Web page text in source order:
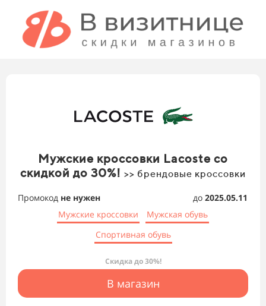
Мужские кроссовки Lacoste со
скидкой до 30%! >> брендовые кроссовки
Промокод не нужен до 2025.05.11
Мужские кроссовки
Мужская обувь
Спортивная обувь
Скидка до 30%!
В магазин